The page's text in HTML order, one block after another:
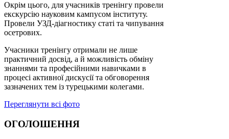
Окрім цього, для учасників тренінгу провели
екскурсію науковим кампусом інституту.
Провели УЗД-діагностику статі та чипування
осетрових.
Учасники тренінгу отримали не лише
практичний досвід, а й можливість обміну
знаннями та професійними навичками в
процесі активної дискусії та обговорення
зазначених тем із турецькими колегами.
Переглянути всі фото
ОГОЛОШЕННЯ